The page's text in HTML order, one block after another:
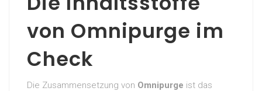
von Omnipurge im
Check
Die Zusammensetzung von Omnipurge ist das